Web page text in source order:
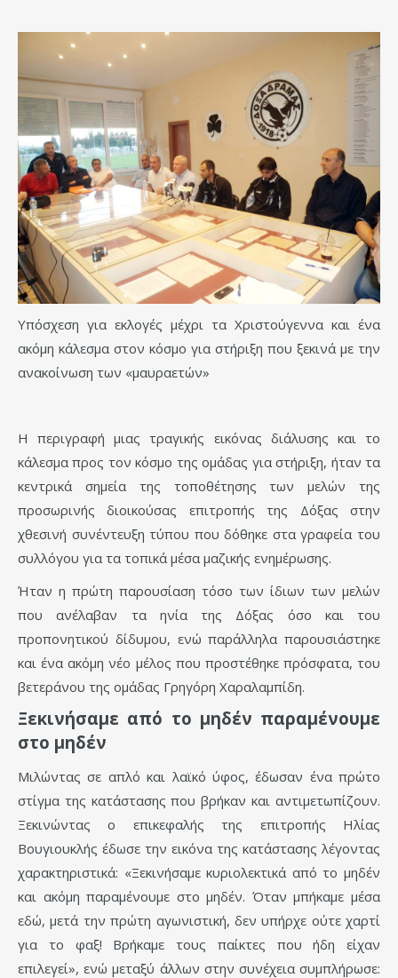
Υπόσχεση για εκλογές μέχρι τα Χριστούγεννα και ένα
ακόμη κάλεσμα στον κόσμο για στήριξη που ξεκινά με την
ανακοίνωση των «μαυραετών»
Η περιγραφή μιας τραγικής εικόνας διάλυσης και το
κάλεσμα προς τον κόσμο της ομάδας για στήριξη, ήταν τα
κεντρικά σημεία της τοποθέτησης των μελών της
προσωρινής διοικούσας επιτροπής της Δόξας στην
χθεσινή συνέντευξη τύπου που δόθηκε στα γραφεία του
συλλόγου για τα τοπικά μέσα μαζικής ενημέρωσης.
Ήταν η πρώτη παρουσίαση τόσο των ίδιων των μελών
που ανέλαβαν τα ηνία της Δόξας όσο και του
προπονητικού δίδυμου, ενώ παράλληλα παρουσιάστηκε
και ένα ακόμη νέο μέλος που προστέθηκε πρόσφατα, του
βετεράνου της ομάδας Γρηγόρη Χαραλαμπίδη.
Ξεκινήσαμε από το μηδέν παραμένουμε
στο μηδέν
Μιλώντας σε απλό και λαϊκό ύφος, έδωσαν ένα πρώτο
στίγμα της κατάστασης που βρήκαν και αντιμετωπίζουν.
Ξεκινώντας ο επικεφαλής της επιτροπής Ηλίας
Βουγιουκλής έδωσε την εικόνα της κατάστασης λέγοντας
χαρακτηριστικά: «Ξεκινήσαμε κυριολεκτικά από το μηδέν
και ακόμη παραμένουμε στο μηδέν. Όταν μπήκαμε μέσα
εδώ, μετά την πρώτη αγωνιστική, δεν υπήρχε ούτε χαρτί
για το φαξ! Βρήκαμε τους παίκτες που ήδη είχαν
επιλεγεί», ενώ μεταξύ άλλων στην συνέχεια συμπλήρωσε: